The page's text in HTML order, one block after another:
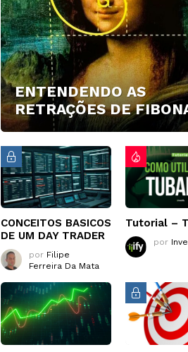
ENTENDENDO AS
RETRAÇÕES DE
CONCEITOS BASICOS
DE UM DAY TRADER
por Filipe
Ferreira Da Mata
Tutorial –
por